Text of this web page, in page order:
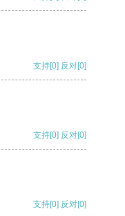
支持[0] 反对[0]
支持[0] 反对[0]
支持[0] 反对[0]